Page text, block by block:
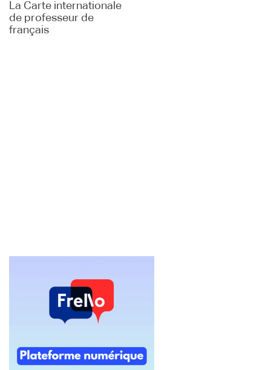
La Carte internationale
de professeur de
français